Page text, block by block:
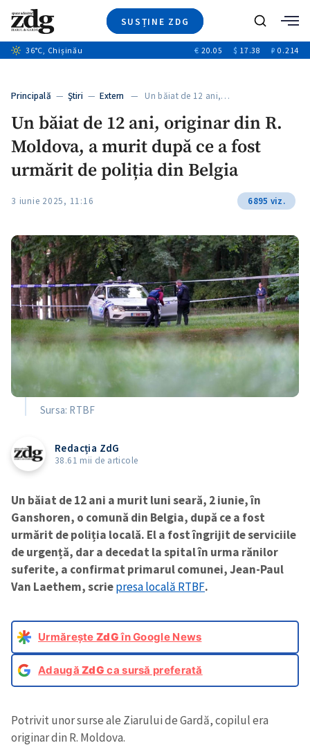
SUSȚINE ZDG
Ştiri
+9
Special
Caută
36°C, Chișinău € 20.05 $ 17.38 ₽ 0.214
Principală — Ştiri — Extern — Un băiat de 12 ani,…
Un băiat de 12 ani, originar din R.
Moldova, a murit după ce a fost
urmărit de poliția din Belgia
3 iunie 2025, 11:16 6895 viz.
Sursa: RTBF
Redacția ZdG
38.61 mii de articole
Un băiat de 12 ani a murit luni seară, 2 iunie, în
Ganshoren, o comună din Belgia, după ce a fost
urmărit de poliția locală. El a fost îngrijit de serviciile
de urgență, dar a decedat la spital în urma rănilor
suferite, a confirmat primarul comunei, Jean-Paul
Van Laethem, scriepresa locală RTBF.
Urmărește ZdGîn Google News
AdaugăZdG ca sursă preferată
Potrivit unor surse ale Ziarului de Gardă, copilul era
originar din R. Moldova.